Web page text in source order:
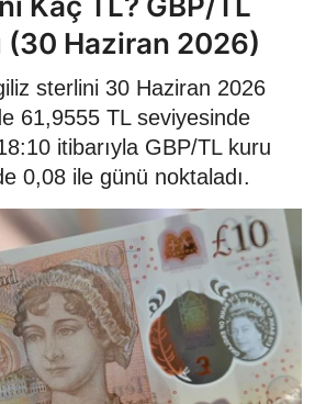
(30 Haziran 2026)
sterlini 30 Haziran 2026
61,9555 TL seviyesinde
itibarıyla GBP/TL kuru
0,08 ile günü noktaladı.